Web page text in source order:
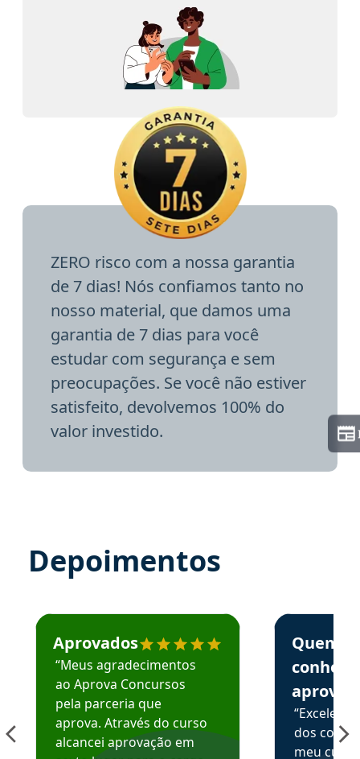
ZERO risco com a nossa garantia
de 7 dias! Nós confiamos tanto no
nosso material, que damos uma
garantia de 7 dias para você
estudar com segurança e sem
preocupações. Se você não estiver
satisfeito, devolvemos 100% do
valor investido.
Depoimentos
Estudante José recomenda o Aprova Concursos em
Aprovados
“Meus agradecimentos
ao Aprova Concursos
pela parceria que
aprova. Através do curso
alcancei aprovação em
Estudante
Quem
aprova
dos
meu